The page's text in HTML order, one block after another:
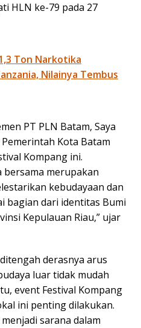
HLN ke-79 pada 27
Ton Narkotika
Nilainya Tembus
PT PLN Batam, Saya
Kota Batam
Kompang ini.
bersama merupakan
kebudayaan dan
bagian dari identitas Bumi
Kepulauan Riau,” ujar
derasnya arus
luar tidak mudah
event Festival Kompang
ini penting dilakukan.
sarana dalam